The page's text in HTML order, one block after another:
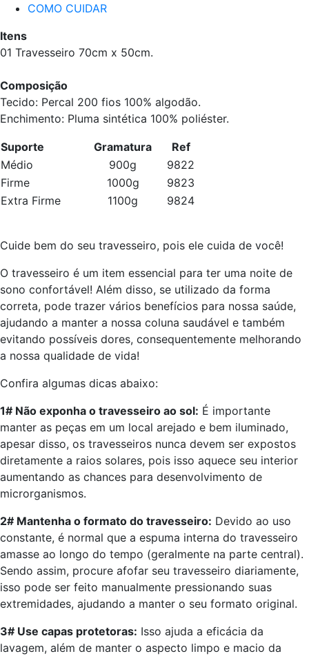
COMO CUIDAR
Itens
01 Travesseiro 70cm x 50cm.
Composição
Tecido: Percal 200 fios 100% algodão.
Enchimento: Pluma sintética 100% poliéster.
Suporte Gramatura
Ref
Médio
900g
9822
Firme
1000g
9823
Extra Firme
1100g 9824
Cuide bem do seu travesseiro, pois ele cuida de você!
O travesseiro é um item essencial para ter uma noite de
sono confortável! Além disso, se utilizado da forma
correta, pode trazer vários benefícios para nossa saúde,
ajudando a manter a nossa coluna saudável e também
evitando possíveis dores, consequentemente melhorando
a nossa qualidade de vida!
Confira algumas dicas abaixo:
1# Não exponha o travesseiro ao sol: É importante
manter as peças em um local arejado e bem iluminado,
apesar disso, os travesseiros nunca devem ser expostos
diretamente a raios solares, pois isso aquece seu interior
aumentando as chances para desenvolvimento de
microrganismos.
2# Mantenha o formato do travesseiro: Devido ao uso
constante, é normal que a espuma interna do travesseiro
amasse ao longo do tempo (geralmente na parte central).
Sendo assim, procure afofar seu travesseiro diariamente,
isso pode ser feito manualmente pressionando suas
extremidades, ajudando a manter o seu formato original.
3# Use capas protetoras: Isso ajuda a eficácia da
lavagem, além de manter o aspecto limpo e macio da